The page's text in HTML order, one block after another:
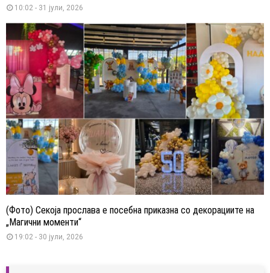
10:02 - 31 јули, 2026
(Фото) Секоја прослава е посебна приказна со декорациите на
„Магични моменти“
19:02 - 30 јули, 2026